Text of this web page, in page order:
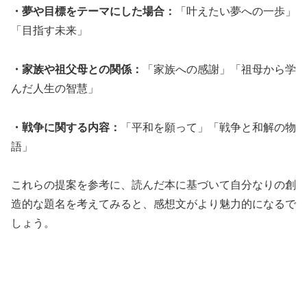
・夢や目標をテーマにした場合：
「叶えたい夢への一歩」
「目指す未来」
・家族や祖父母との関係：
「家族への感謝」「祖母から学
んだ人生の智慧」
・戦争に関する内容：
「平和を願って」「戦争と和解の物
語」
これらの提案を参考に、読んだ本に基づいて自分なりの創
造的な題名を考えてみると、感想文がより魅力的になるで
しょう。